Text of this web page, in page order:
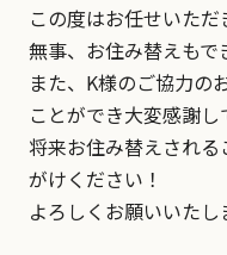
この度はお任せいた
無事、お住み替えもで
また、K様のご協力の
ことができ大変感謝し
将来お住み替えされ
がけください！
よろしくお願いいたし